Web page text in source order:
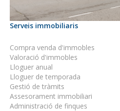
Serveis immobiliaris
Compra venda d'immobles
Valoració d'immobles
Lloguer anual
Lloguer de temporada
Gestió de tràmits
Assesorament immobiliari
Administració de finques